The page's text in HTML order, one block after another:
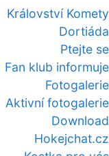
Království Komety
Dortiáda
Ptejte se
Fan klub informuje
Fotogalerie
Aktivní fotogalerie
Download
Hokejchat.cz